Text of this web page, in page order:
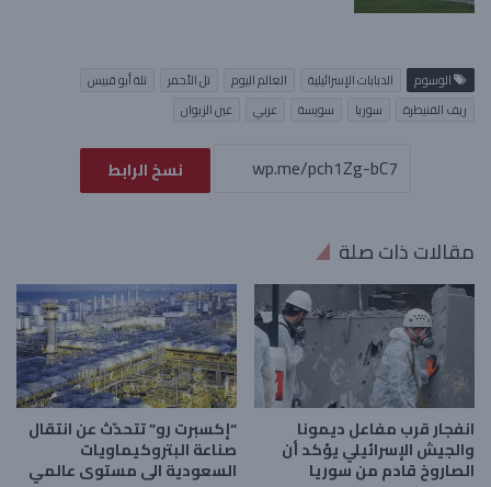
الوسوم الدبابات الإسرائيلية العالم اليوم تل الأحمر
تلة أبو قبيس
ريف القنيطرة
سوريا سويسة عربي عين الزيوان
نسخ الرابط
مقالات ذات صلة
انفجار قرب مفاعل ديمونا
والجيش الإسرائيلي يؤكد أن
الصاروخ قادم من سوريا
“إكسبرت رو” تتحدّث عن انتقال
صناعة البتروكيماويات
السعودية الى مستوى عالمي